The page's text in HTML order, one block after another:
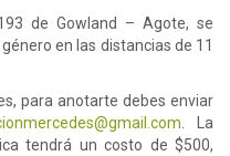
de Gowland – Agote, se
en las distancias de 11
para anotarte debes enviar
. La
tendrá un costo de $500,